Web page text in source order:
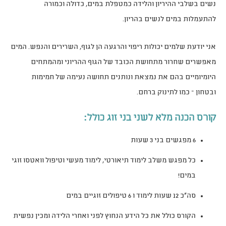
נשים בשלבי ההיריון והלידה כמטפלת במים, כדולה וכמורה
להתעמלות במים לנשים בהריון.
אני יודעת שלמים יכולות ריפוי והרגעה הן לגוף, השרירים והנפש. המים
מאפשרים שחרור מתחושת הכובד של הגוף ההריוני ומהמתחים
היומיומיים בהם את נמצאת ונותנים תחושה נעימה של חמימות
ובטחון – כמו לתינוק ברחם.
קורס הכנה מלא לשני בני זוג כולל:
6 מפגשים בני 3 שעות
כל מפגש משלב לימוד תיאורטי, לימוד מעשי וטיפול וואטסו זוגי
במים!
סה"כ 12 שעות לימוד ו 6 טיפולים זוגיים במים
הקורס כולל את כל הידע הנחוץ לפני ואחרי הלידה ומכין נפשית